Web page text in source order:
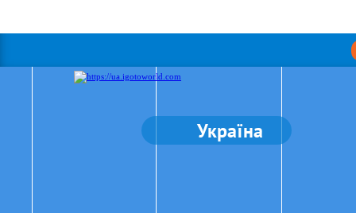
Україна